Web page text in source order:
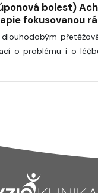
bolest)
fokusovanou
o problému i o